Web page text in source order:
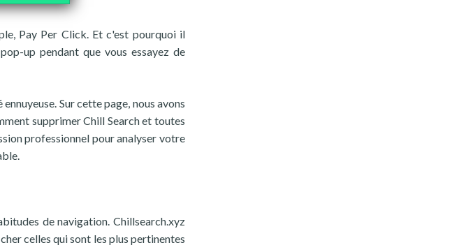
Pay Per Click. Et c'est pourquoi il
up pendant que vous essayez de
Sur cette page, nous avons
supprimer Chill Search et toutes
professionnel pour analyser votre
de navigation. Chillsearch.xyz
celles qui sont les plus pertinentes